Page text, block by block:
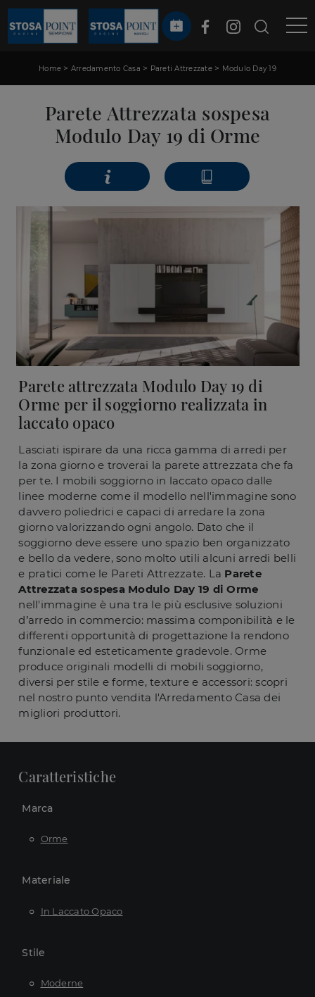
Home > Arredamento Casa > Pareti Attrezzate > Modulo Day 19
Parete Attrezzata sospesa
Modulo Day 19 di Orme
Parete attrezzata Modulo Day 19 di
Orme per il soggiorno realizzata in
laccato opaco
Lasciati ispirare da una ricca gamma di arredi per
la zona giorno e troverai la parete attrezzata che fa
per te. I mobili soggiorno in laccato opaco dalle
linee moderne come il modello nell'immagine sono
davvero poliedrici e capaci di arredare la zona
giorno valorizzando ogni angolo. Dato che il
soggiorno deve essere uno spazio ben organizzato
e bello da vedere, sono molto utili alcuni arredi belli
e pratici come le Pareti Attrezzate. La Parete
Attrezzata sospesa Modulo Day 19 di Orme
nell'immagine è una tra le più esclusive soluzioni
d’arredo in commercio: massima componibilità e le
differenti opportunità di progettazione la rendono
funzionale ed esteticamente gradevole. Orme
produce originali modelli di mobili soggiorno,
diversi per stile e forme, texture e accessori: scopri
nel nostro punto vendita l'Arredamento Casa dei
migliori produttori.
Caratteristiche
Marca
Orme
Materiale
In Laccato Opaco
Stile
Moderne